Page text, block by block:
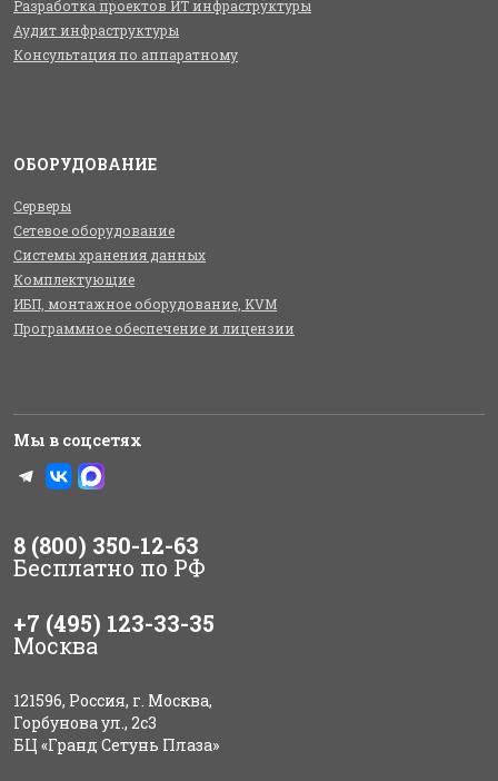
Разработка проектов ИТ инфраструктуры
Аудит инфраструктуры
Консультация по аппаратному
ОБОРУДОВАНИЕ
Серверы
Сетевое оборудование
Системы хранения данных
Комплектующие
ИБП, монтажное оборудование, KVM
Программное обеспечение и лицензии
Мы в соцсетях
8 (800) 350-12-63
Бесплатно по РФ
+7 (495) 123-33-35
Москва
121596, Россия, г. Москва,
Горбунова ул., 2с3
БЦ «Гранд Сетунь Плаза»